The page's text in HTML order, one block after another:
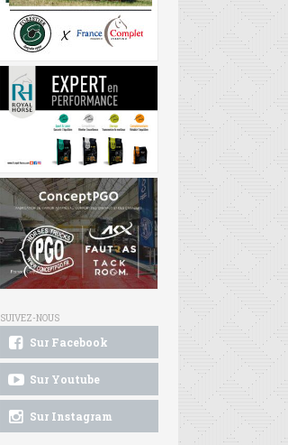
SUIVEZ-NOUS
Sur Facebook
Sur Youtube
Sur Instagram